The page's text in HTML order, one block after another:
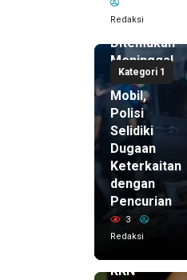
Redaksi
Kategori 1
Royal
Phone
Ditemukan
Meninggal
di Dalam
Mobil,
Polisi
Selidiki
Dugaan
Keterkaitan
dengan
Pencurian
3
Redaksi
KKN